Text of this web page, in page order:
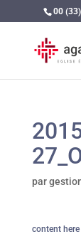
00
par
content here